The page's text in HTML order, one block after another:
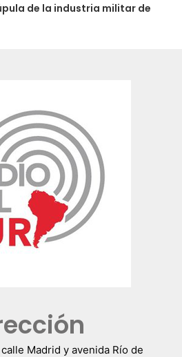
de la industria militar de
Madrid y avenida Río de